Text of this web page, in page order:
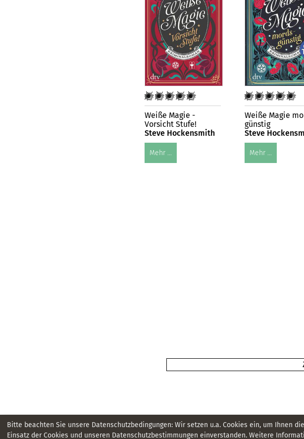
Weiße Magie -
Vorsicht Stufe!
Steve Hockensmith
Mehr ...
Weiße Magie
günstig
Steve
Mehr ...
Bitte beachten Sie unsere Datenschutzbedingungen: Wir setzen u.a. Cookies ein, um Ihnen
Einsatz der Cookies und unseren Datenschutzbestimmungen einverstanden. Weitere